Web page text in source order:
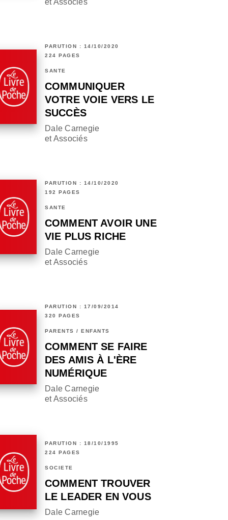
et Associés
PARUTION : 14/10/2020
224 PAGES
SANTÉ
COMMUNIQUER
VOTRE VOIE VERS LE
SUCCÈS
Dale Carnegie
et Associés
PARUTION : 14/10/2020
192 PAGES
SANTÉ
COMMENT AVOIR UNE
VIE PLUS RICHE
Dale Carnegie
et Associés
PARUTION : 17/09/2014
320 PAGES
PARENTS / ENFANTS
COMMENT SE FAIRE
DES AMIS À L'ÈRE
NUMÉRIQUE
Dale Carnegie
et Associés
PARUTION : 18/10/1995
224 PAGES
SOCIÉTÉ
COMMENT TROUVER
LE LEADER EN VOUS
Dale Carnegie